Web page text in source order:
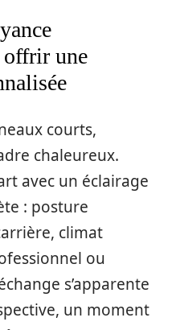
une
courts,
chaleureux.
avec un éclairage
: posture
climat
ou
s’apparente
un moment